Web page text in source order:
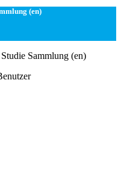
(en)
Sammlung (en)